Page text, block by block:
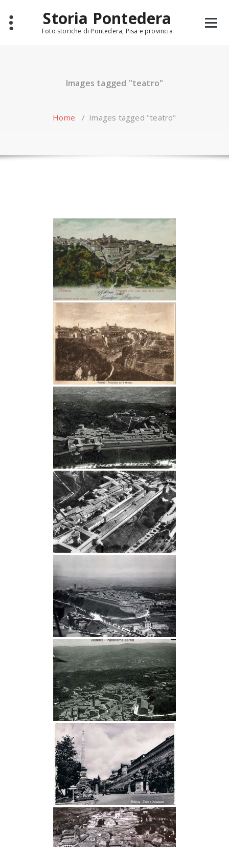
content
Storia Pontedera
Foto storiche di Pontedera, Pisa e provincia
Images tagged "teatro"
Home / Images tagged "teatro"